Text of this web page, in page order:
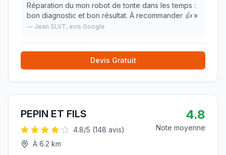
Réparation du mon robot de tonte dans les temps :
bon diagnostic et bon résultat. À recommander 👍»
— Jean SLVT, avis Google
Devis Gratuit
PEPIN ET FILS
4.8/5 (148 avis)
À 6.2 km
4.8
Note moyenne